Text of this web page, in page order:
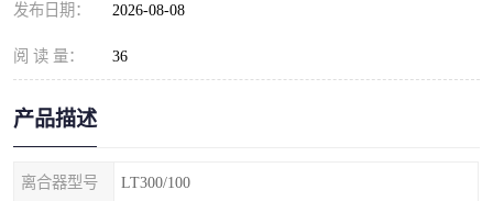
发布日期： 2026-08-08
阅 读 量： 36
产品描述
离合器型号 LT300/100